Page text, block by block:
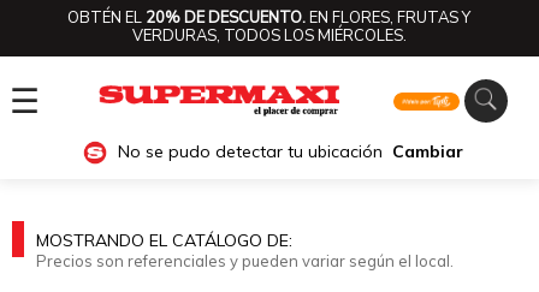
OBTÉN EL 20% DE DESCUENTO.EN FLORES, FRUTAS Y
VERDURAS, TODOS LOS MIÉRCOLES.
☰
No se pudo detectar tu ubicación Cambiar
MOSTRANDO EL CATÁLOGO DE:
Precios son referenciales y pueden variar según el local.